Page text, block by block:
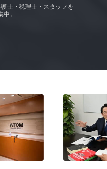
士・税理士・スタッフを
中。